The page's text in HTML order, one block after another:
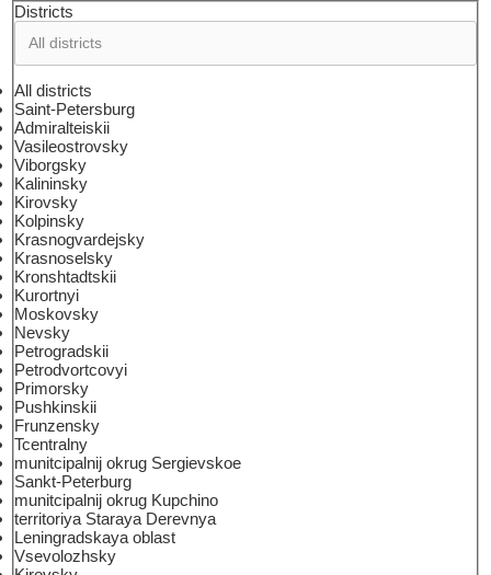
Districts
All districts
Saint-Petersburg
Admiralteiskii
Vasileostrovsky
Viborgsky
Kalininsky
Kirovsky
Kolpinsky
Krasnogvardejsky
Krasnoselsky
Kronshtadtskii
Kurortnyi
Moskovsky
Nevsky
Petrogradskii
Petrodvortcovyi
Primorsky
Pushkinskii
Frunzensky
Tcentralny
munitcipalnij okrug Sergievskoe
Sankt-Peterburg
munitcipalnij okrug Kupchino
territoriya Staraya Derevnya
Leningradskaya oblast
Vsevolozhsky